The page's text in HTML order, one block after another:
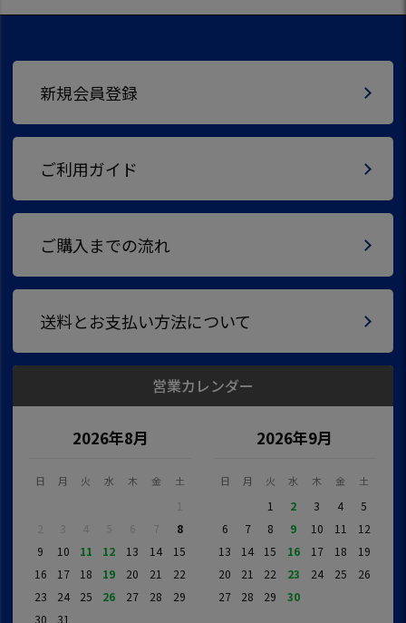
新規会員登録
ご利用ガイド
ご購入までの流れ
送料とお支払い方法について
営業カレンダー
2026年8月
日 月 火 水 木 金 土
1
2
3 4 5 6 7
8
9
10 11 12 13 14
15
16
17 18 19 20 21
22
23
24 25 26 27 28
29
30
31
2026年9月
日 月 火 水 木 金 土
1 2 3 4
5
6
7 8 9 10 11
12
13
14 15 16 17 18
19
20
21 22 23 24 25
26
27
28 29 30